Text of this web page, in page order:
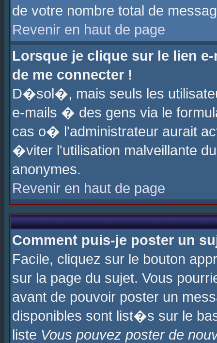
de votre nombre total de
Revenir en haut de page
Lorsque je clique sur le lien
de me connecter !
D�sol�, mais seuls les
e-mails � des gens via le
cas o� l'administrateur aurait
�viter l'utilisation malveillante
anonymes.
Revenir en haut de page
Comment puis-je poster un
Facile, cliquez sur le bouton
sur la page du sujet. Vous
avant de pouvoir poster un
disponibles sont list�s sur le
liste Vous pouvez poster de